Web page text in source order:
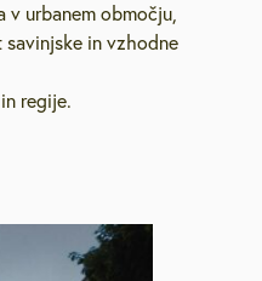
urbanem območju,
in vzhodne
regije.